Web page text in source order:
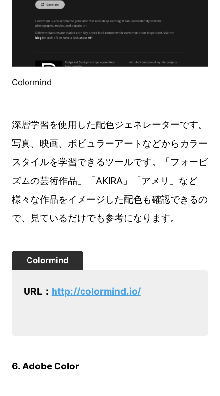
Colormind
深層学習を使用した配色ジェネレーターです。
写真、映画、ポピュラーアートなどからカラー
スタイルを学習できるツールです。「フォービ
ズムの芸術作品」「AKIRA」「アメリ」など
様々な作品をイメージした配色も確認できるの
で、見ているだけでも参考になります。
Colormind
URL： http://colormind.io/
6. Adobe Color